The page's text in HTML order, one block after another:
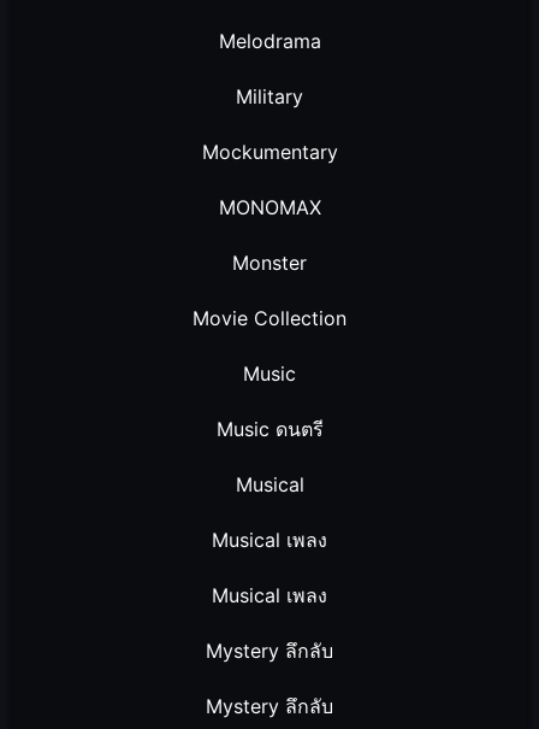
Melodrama
Military
Mockumentary
MONOMAX
Monster
Movie Collection
Music
Music ดนตรี
Musical
Musical เพลง
Musical เพลง
Mystery ลึกลับ
Mystery ลึกลับ